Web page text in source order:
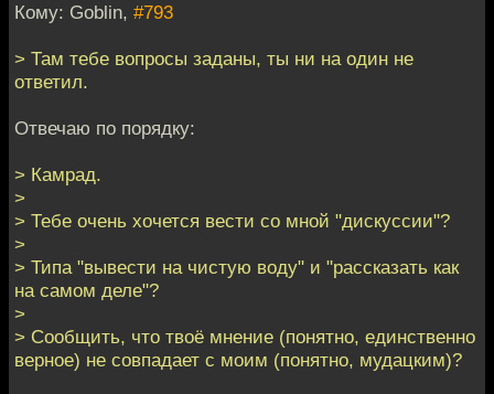
Кому: Goblin, #793
> Там тебе вопросы заданы, ты ни на один не
ответил.
Отвечаю по порядку:
> Камрад.
>
> Тебе очень хочется вести со мной "дискуссии"?
>
> Типа "вывести на чистую воду" и "рассказать как
на самом деле"?
>
> Сообщить, что твоё мнение (понятно, единственно
верное) не совпадает с моим (понятно, мудацким)?